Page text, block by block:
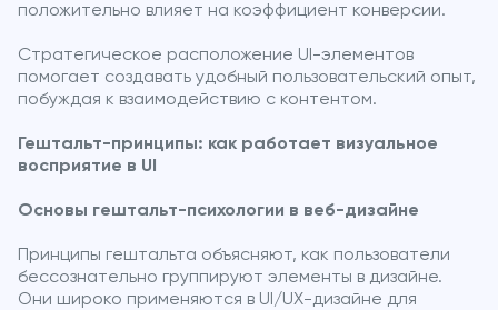
положительно влияет на коэффициент конверсии.
Стратегическое расположение UI-элементов
помогает создавать удобный пользовательский опыт,
побуждая к взаимодействию с контентом.
Гештальт-принципы: как работает визуальное
восприятие в UI
Основы гештальт-психологии в веб-дизайне
Принципы гештальта объясняют, как пользователи
бессознательно группируют элементы в дизайне.
Они широко применяются в UI/UX-дизайне для